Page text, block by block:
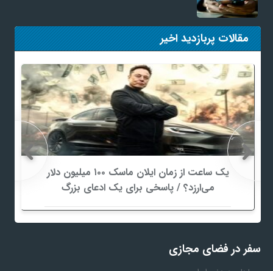
مقالات پربازدید اخیر
یک ساعت از زمان ایلان ماسک ۱۰۰ میلیون دلار
می‌ارزد؟ / پاسخی برای یک ادعای بزرگ
سفر در فضای مجازی